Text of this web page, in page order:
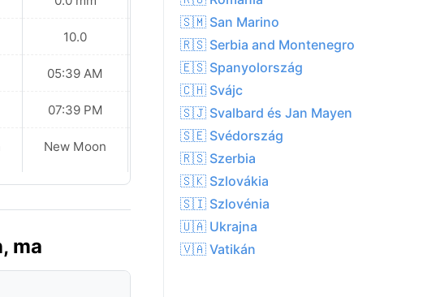
10.0
05:39 AM
07:39 PM
New Moon
10.0
05:40 AM
07:38 PM
New Moon
ma
🇸🇲 San Marino
🇷🇸 Serbia and Montenegro
🇪🇸 Spanyolország
🇨🇭 Svájc
🇸🇯 Svalbard és Jan Mayen
🇸🇪 Svédország
🇷🇸 Szerbia
🇸🇰 Szlovákia
🇸🇮 Szlovénia
🇺🇦 Ukrajna
🇻🇦 Vatikán